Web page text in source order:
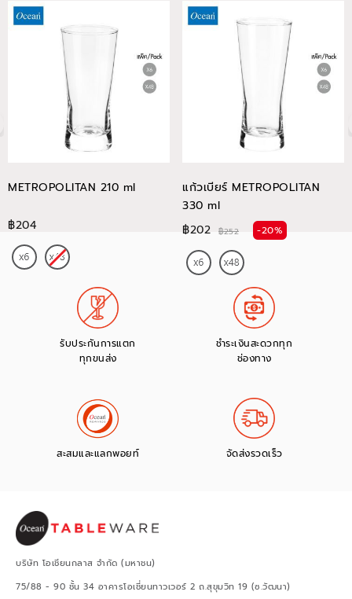
METROPOLITAN 210 ml
฿204
แก้วเบียร์ METROPOLITAN
330 ml
฿202
฿252 -20%
รับประกันการแตก
ทุกขนส่ง
ชำระเงินสะดวกทุก
ช่องทาง
สะสมและแลกพอยท์ จัดส่งรวดเร็ว
บริษัท โอเชียนกลาส จำกัด (มหาชน)
75/88 - 90 ชั้น 34 อาคารโอเชี่ยนทาวเวอร์ 2 ถ.สุขุมวิท 19 (ซ.วัฒนา)